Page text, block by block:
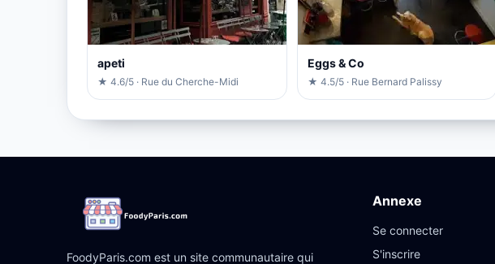
apeti
★ 4.6/5 · Rue du Cherche-Midi
Eggs & Co
★ 4.5/5 · Rue Bernard Palissy
FoodyParis.com est un site communautaire qui
Annexe
Se connecter
S'inscrire